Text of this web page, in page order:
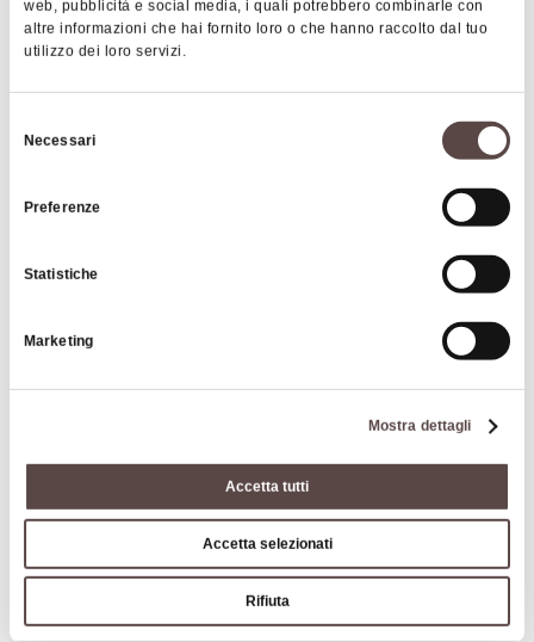
web, pubblicità e social media, i quali potrebbero combinarle con
altre informazioni che hai fornito loro o che hanno raccolto dal tuo
utilizzo dei loro servizi.
delNecessari
Preferenze
Statistiche
Marketing
Mostra dettagli
Accetta tutti
Accetta selezionati
Rifiuta
minima a braccia alzate: 140 cm). Accanto
all'ingresso c'è un laghetto con i tritoni e un'area
Via S. Pietro 70
40063 Monghidoro
Orari
17)
Contatti